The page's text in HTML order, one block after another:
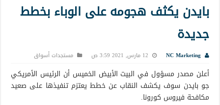
بايدن يكثف هجومه على الوباء بخطط
جديدة
NC Marketing 12 مارس, 2021 3:59 ص مستجدات أسواق
أعلن مصدر مسؤول في البيت الأبيض الخميس أن الرئيس الأمريكي
جو بايدن سوف يكشف النقاب عن خطط يعتزم تنفيذها على صعيد
مكافحة فيروس كورونا.